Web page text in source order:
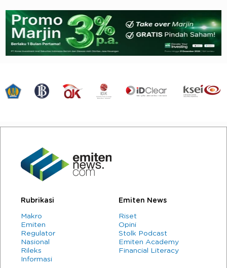
Rubrikasi
Makro
Emiten
Regulator
Nasional
Rileks
Informasi
Emiten News
Riset
Opini
Stolk Podcast
Emiten Academy
Financial Literacy